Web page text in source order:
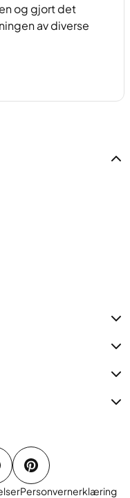
og gjort det
av diverse
Personvernerklæring